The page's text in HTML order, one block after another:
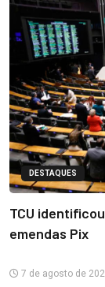
DESTAQUES
TCU
emendas Pix
7 de agosto de